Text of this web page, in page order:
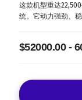
这款机型重达
统。它动力强劲、
$52000.00 -